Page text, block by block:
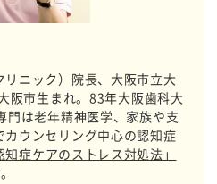
ニック）院長、大阪市立大
阪市生まれ。83年大阪歯科大
門は老年精神医学、家族や支
ウンセリング中心の認知症
知症ケアのストレス対処法」